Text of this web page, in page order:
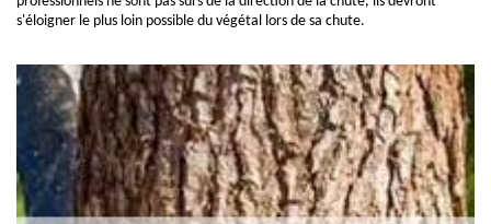
s'éloigner le plus loin possible du végétal lors de sa chute.